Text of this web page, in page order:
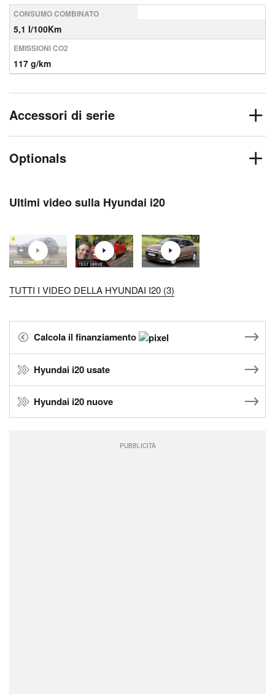
CONSUMO COMBINATO
5,1 l/100Km
EMISSIONI CO2
117 g/km
Accessori di serie
Optionals
Ultimi video sulla Hyundai i20
TUTTI I VIDEO DELLA HYUNDAI I20 (3)
Calcola il finanziamento
Hyundai i20 usate
Hyundai i20 nuove
PUBBLICITÀ